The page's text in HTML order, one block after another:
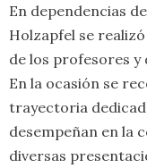
En dependencias
Holzapfel se
de los profesores y
En la ocasión se
trayectoria
desempeñan en la
diversas